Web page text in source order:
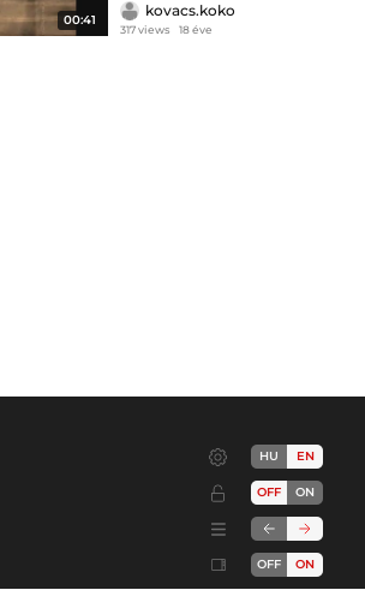
00:41
kovacs.koko
317 views 18 éve
HU EN
OFF ON
OFF ON